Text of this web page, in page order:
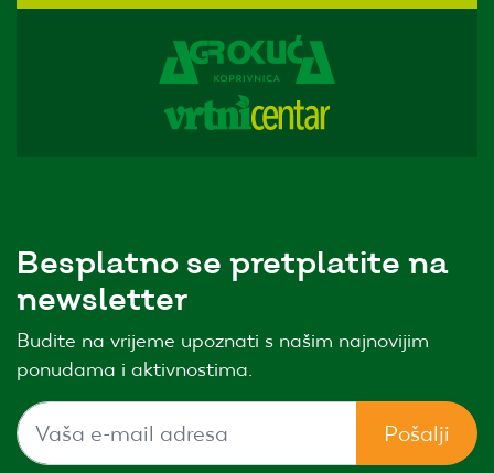
Besplatno se pretplatite na
newsletter
Budite na vrijeme upoznati s našim najnovijim
ponudama i aktivnostima.
Pošalji